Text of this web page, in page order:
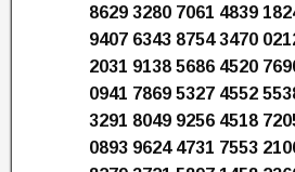
8629 3280 7061 4839
9407 6343 8754 3470
2031 9138 5686 4520
0941 7869 5327 4552
3291 8049 9256 4518
0893 9624 4731 7553